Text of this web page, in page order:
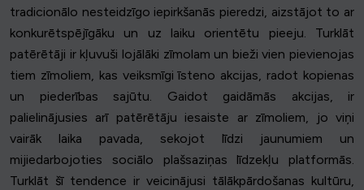
tradicionālo nesteidzīgo iepirkšanās pieredzi, aizstājot to ar
konkurētspējīgāku un uz laiku orientētu pieeju. Turklāt
patērētāji ir kļuvuši lojālāki zīmolam un bieži vien pievienojas
tiem zīmoliem, kas veiksmīgi īsteno akcijas, radot kopienas
un piederības sajūtu. Gaidot gaidāmās akcijas, ir
palielinājusies arī patērētāju iesaiste ar zīmoliem, jo viņi
vairāk laika pavada, sekojot līdzi jaunumiem un
mijiedarbojoties sociālo plašsaziņas līdzekļu platformās.
Turklāt šī tendence ir veicinājusi tālākpārdošanas kultūru,